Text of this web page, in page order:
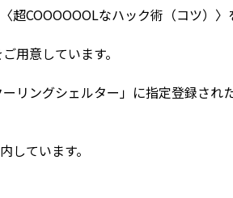
COOOOOOLなハック術（コツ）〉
用意しています。
ングシェルター」に指定登録された
ています。